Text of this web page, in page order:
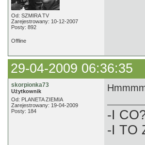
Od: SZMIRA TV
Zarejestrowany: 10-12-2007
Posty: 892
Offline
29-04-2009 06:36:35
skorpionka73
Użytkownik
Od: PLANETA ZIEMIA
Zarejestrowany: 19-04-2009
Posty: 184
-I
-I TO